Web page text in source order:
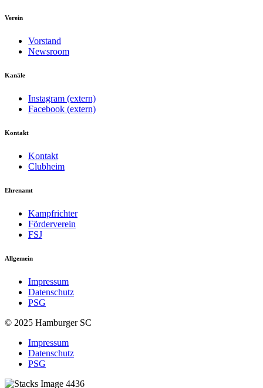
Verein
Vorstand
Newsroom
Kanäle
Instagram (extern)
Facebook (extern)
Kontakt
Kontakt
Clubheim
Ehrenamt
Kampfrichter
Förderverein
FSJ
Allgemein
Impressum
Datenschutz
PSG
© 2025 Hamburger SC
Impressum
Datenschutz
PSG